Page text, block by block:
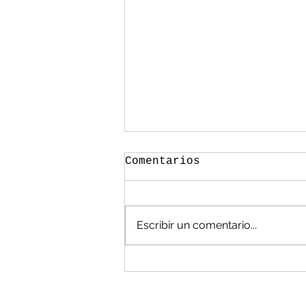
Comentarios
Escribir un comentario...